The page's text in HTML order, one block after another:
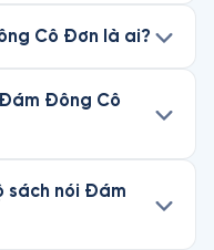
Cô Đơn là ai?
Đông Cô
sách nói Đám